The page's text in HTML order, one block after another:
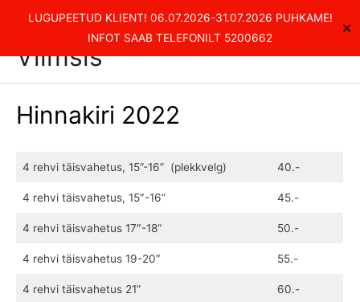
LUGUPEETUD KLIENT! 06.07.2026-31.07.2026 PUHKAME!
INFOT SAAB TELEFONILT 5200662
✕
Kvaliteetsed rehvitööd
Viimsis
Main
Hinnakiri 2022
4 rehvi täisvahetus, 15”-16” (plekkvelg) 40.-
4 rehvi täisvahetus, 15″-16” 45.-
4 rehvi täisvahetus 17″-18“ 50.-
4 rehvi täisvahetus 19-20″ 55.-
4 rehvi täisvahetus 21” 60.-